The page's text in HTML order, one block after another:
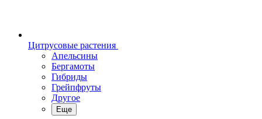
Цитрусовые растения
Апельсины
Бергамоты
Гибриды
Грейпфруты
Другое
Еще